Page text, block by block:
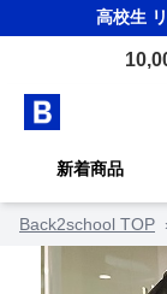
高校生
新着商品
Back2school TOP